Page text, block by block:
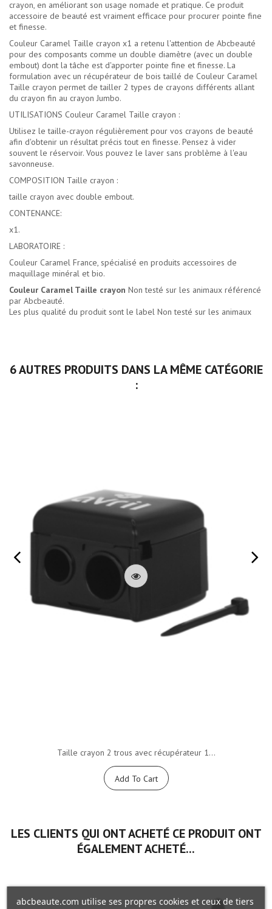
crayon, en améliorant son usage nomade et pratique. Ce produit
accessoire de beauté est vraiment efficace pour procurer pointe fine
et finesse.
Couleur Caramel Taille crayon x1 a retenu l'attention de Abcbeauté
pour des composants comme un double diamètre (avec un double
embout) dont la tâche est d'apporter pointe fine et finesse. La
formulation avec un récupérateur de bois taillé de Couleur Caramel
Taille crayon permet de tailler 2 types de crayons différents allant
du crayon fin au crayon Jumbo.
UTILISATIONS Couleur Caramel Taille crayon :
Utilisez le taille-crayon régulièrement pour vos crayons de beauté
afin d'obtenir un résultat précis tout en finesse. Pensez à vider
souvent le réservoir. Vous pouvez le laver sans problème à l'eau
savonneuse.
COMPOSITION Taille crayon :
taille crayon avec double embout.
CONTENANCE:
x1.
LABORATOIRE :
Couleur Caramel France, spécialisé en produits accessoires de
maquillage minéral et bio.
Couleur Caramel Taille crayon Non testé sur les animaux référencé
par Abcbeauté.
Les plus qualité du produit sont le label Non testé sur les animaux
6 AUTRES PRODUITS DANS LA MÊME CATÉGORIE
:
Taille crayon 2 trous avec récupérateur 1...
Add To Cart
LES CLIENTS QUI ONT ACHETÉ CE PRODUIT ONT
ÉGALEMENT ACHETÉ...
abcbeaute.com utilise ses propres cookies et ceux de tiers